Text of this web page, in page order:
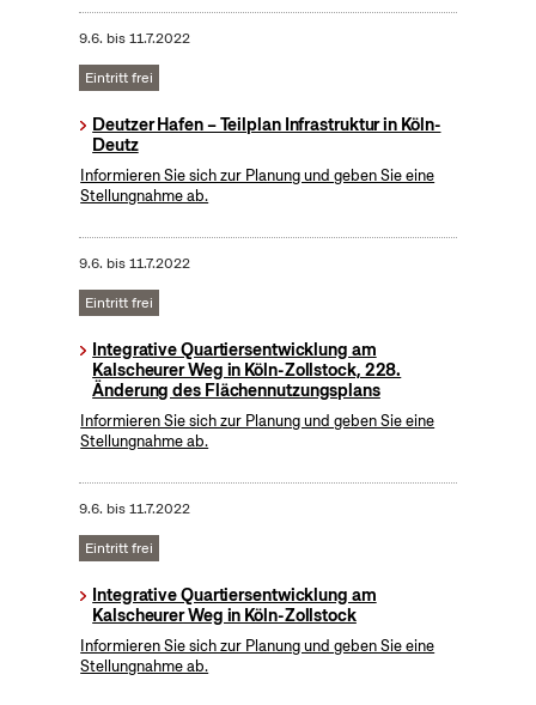
9.6. bis11.7.2022
Eintritt frei
Deutzer Hafen – Teilplan Infrastruktur in Köln-
Deutz
Informieren Sie sich zur Planung und geben Sie eine
Stellungnahme ab.
9.6. bis11.7.2022
Eintritt frei
Integrative Quartiersentwicklung am
Kalscheurer Weg in Köln-Zollstock, 228.
Änderung des Flächennutzungsplans
Informieren Sie sich zur Planung und geben Sie eine
Stellungnahme ab.
9.6. bis11.7.2022
Eintritt frei
Integrative Quartiersentwicklung am
Kalscheurer Weg in Köln-Zollstock
Informieren Sie sich zur Planung und geben Sie eine
Stellungnahme ab.